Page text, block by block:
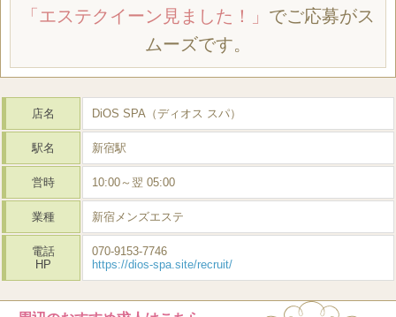
「エステクイーン見ました！」 でご応募がス
ムーズです。
店名 DiOS SPA（ディオス スパ）
駅名 新宿駅
営時 10:00～翌 05:00
業種 新宿メンズエステ
電話
HP
070-9153-7746
https://dios-spa.site/recruit/